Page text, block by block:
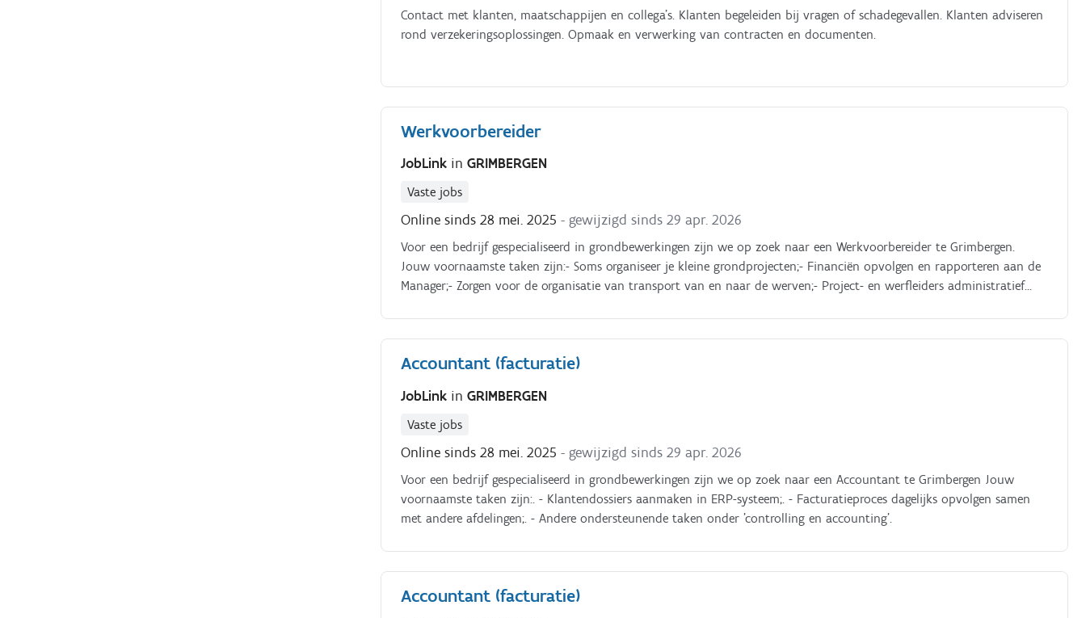
Contact met klanten, maatschappijen en collega’s. Klanten begeleiden bij vragen of schadegevallen. Klanten adviseren
rond verzekeringsoplossingen. Opmaak en verwerking van contracten en documenten.
Werkvoorbereider
JobLink inGRIMBERGEN
Vaste jobs
Online sinds 28 mei. 2025 - gewijzigd sinds 29 apr. 2026
Voor een bedrijf gespecialiseerd in grondbewerkingen zijn we op zoek naar een Werkvoorbereider te Grimbergen.
Jouw voornaamste taken zijn:- Soms organiseer je kleine grondprojecten;- Financiën opvolgen en rapporteren aan de
Manager;- Zorgen voor de organisatie van transport van en naar de werven;- Project- en werfleiders administratief
Accountant (facturatie)
JobLink inGRIMBERGEN
Vaste jobs
Online sinds 28 mei. 2025 - gewijzigd sinds 29 apr. 2026
Voor een bedrijf gespecialiseerd in grondbewerkingen zijn we op zoek naar een Accountant te Grimbergen Jouw
voornaamste taken zijn:. - Klantendossiers aanmaken in ERP-systeem;. - Facturatieproces dagelijks opvolgen samen
met andere afdelingen;. - Andere ondersteunende taken onder 'controlling en accounting'.
Accountant (facturatie)